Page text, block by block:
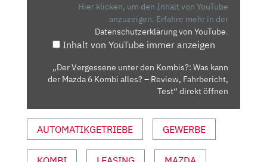
MAZDA
–
REVIEW,
FAHRBERICHT,
Hier klicken, um den Inhalt von YouTube
anzuzeigen. Erfahre mehr in der
Datenschutzerklärung von YouTube.
Inhalt von YouTube immer anzeigen
„Der Vergessene unter den Kombis?: Was kann
der Mazda 6 Kombi alles? – Review, Fahrbericht,
Test“ direkt öffnen
AUTOMATIKGETRIEBE GEWERBE